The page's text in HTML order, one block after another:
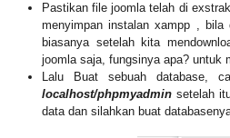
Pastikan file joomla telah di
menyimpan instalan xampp ,
biasanya setelah kita
joomla saja, fungsinya apa? untuk
Lalu Buat sebuah database,
localhost/phpmyadmin setelah
data dan silahkan buat